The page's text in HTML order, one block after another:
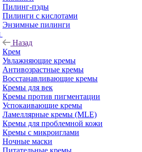
Пилинг-пэды
Пилинги с кислотами
Энзимные пилинги
Назад
Крем
Увлажняющие кремы
Антивозрастные кремы
Восстанавливающие кремы
Кремы для век
Кремы против пигментации
Успокаивающие кремы
Ламеллярные кремы (MLE)
Кремы для проблемной кожи
Кремы с микроиглами
Ночные маски
Питательные кремы